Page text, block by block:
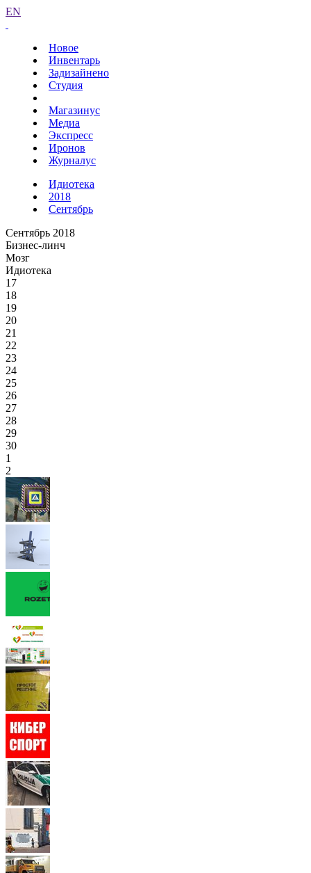
EN
Новое
Инвентарь
Задизайнено
Студия
Магазинус
Медиа
Экспресс
Иронов
Журналус
Идиотека
2018
Сентябрь
Сентябрь 2018
Бизнес-линч
Мозг
Идиотека
17
18
19
20
21
22
23
24
25
26
27
28
29
30
1
2